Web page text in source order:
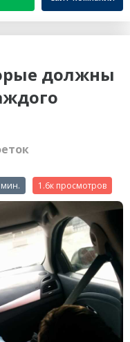
должны
1.6к